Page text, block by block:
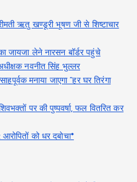
ऋतु खण्डूरी भूषण जी से शिष्टाचार
जायजा लेने नारसन बॉर्डर पहुंचे
अधीक्षक नवनीत सिंह भुल्लर
मनाया जाएगा “हर घर तिरंगा
पर की पुष्पवर्षा, फल वितरित कर
को धर दबोचा*